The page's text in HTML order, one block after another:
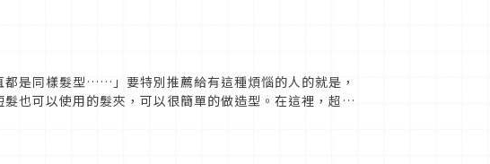
都是同樣髮型……」要特別推薦給有這種煩惱的人的就是，
也可以使用的髮夾，可以很簡單的做造型。在這裡，超適